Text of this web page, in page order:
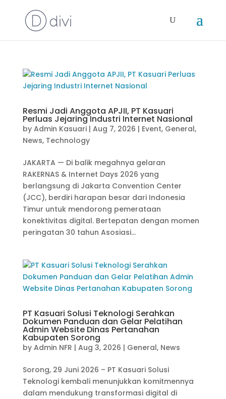
Resmi Jadi Anggota APJII, PT Kasuari
Perluas Jejaring Industri Internet Nasional
by Admin Kasuari| Aug 7, 2026 | Event, General,
News, Technology
JAKARTA — Di balik megahnya gelaran
RAKERNAS & Internet Days 2026 yang
berlangsung di Jakarta Convention Center
(JCC), berdiri harapan besar dari Indonesia
Timur untuk mendorong pemerataan
konektivitas digital. Bertepatan dengan momen
peringatan 30 tahun Asosiasi...
PT Kasuari Solusi Teknologi Serahkan
Dokumen Panduan dan Gelar Pelatihan
Admin Website Dinas Pertanahan
Kabupaten Sorong
by Admin NFR | Aug 3, 2026 | General, News
Sorong, 29 Juni 2026 – PT Kasuari Solusi
Teknologi kembali menunjukkan komitmennya
dalam mendukung transformasi digital di